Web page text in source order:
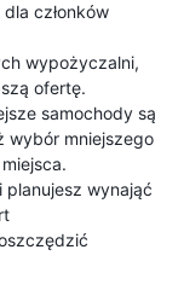
członków
wypożyczalni,
ofertę.
samochody są
wybór mniejszego
wynająć